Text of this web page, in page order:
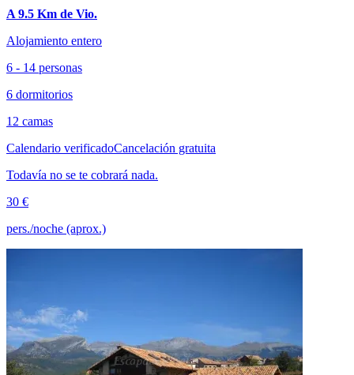
A 9.5 Km de Vio.
Alojamiento entero
6 - 14 personas
6 dormitorios
12 camas
Calendario verificadoCancelación gratuita
Todavía no se te cobrará nada.
30 €
pers./noche (aprox.)